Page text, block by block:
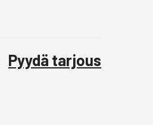
Pyydä tarjous